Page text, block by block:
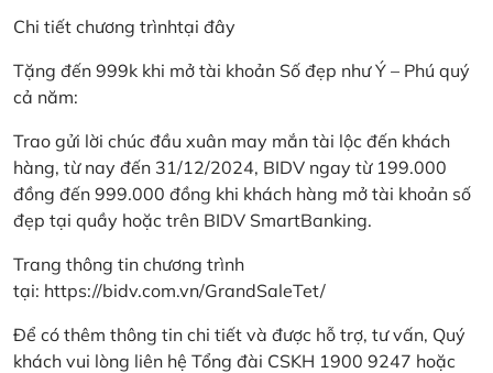
Chi tiết chương trìnhtại đây
Tặng đến 999k khi mở tài khoản Số đẹp như Ý – Phú quý
cả năm:
Trao gửi lời chúc đầu xuân may mắn tài lộc đến khách
hàng, từ nay đến 31/12/2024, BIDV ngay từ 199.000
đồng đến 999.000 đồng khi khách hàng mở tài khoản số
đẹp tại quầy hoặc trên BIDV SmartBanking.
Trang thông tin chương trình
tại: https://bidv.com.vn/GrandSaleTet/
Để có thêm thông tin chi tiết và được hỗ trợ, tư vấn, Quý
khách vui lòng liên hệ Tổng đài CSKH 1900 9247 hoặc